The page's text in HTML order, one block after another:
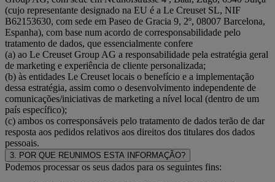
(cujo representante designado na EU é a Le Creuset SL, NIF
B62153630, com sede em Paseo de Gracia 9, 2º, 08007 Barcelona,
Espanha), com base num acordo de corresponsabilidade pelo
tratamento de dados, que essencialmente confere
(a) ao Le Creuset Group AG a responsabilidade pela estratégia geral
de marketing e experiência de cliente personalizada;
(b) às entidades Le Creuset locais o benefício e a implementação
dessa estratégia, assim como o desenvolvimento independente de
comunicações/iniciativas de marketing a nível local (dentro de um
país específico);
(c) ambos os corresponsáveis pelo tratamento de dados terão de dar
resposta aos pedidos relativos aos direitos dos titulares dos dados
pessoais.
3. POR QUE REUNIMOS ESTA INFORMAÇÃO?
Podemos processar os seus dados para os seguintes fins: